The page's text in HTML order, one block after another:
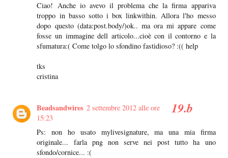
Ciao! Anche io avevo il problema che la firma appariva
troppo in basso sotto i box linkwithin. Allora l'ho messo
dopo questo (data:post.body/)ok.. ma ora mi appare come
fosse un immagine dell articolo...cioè con il contorno e la
sfumatura:( Come tolgo lo sfondino fastidioso? :(( help
tks
cristina
Beadsandwires 2 settembre 2012 alle ore
15:23
Ps: non ho usato mylivesignature, ma una mia firma
originale... farla png non serve nei post tutto ha uno
sfondo/cornice... :(